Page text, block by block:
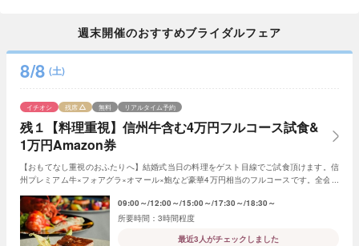
週末開催のおすすめブライダルフェア
8/8 (土)
残１【料理重視】信州牛含む4万円フルコース試食&
1万円Amazon券
イチオシ 残席 無料 リアルタイム予約
【おもてなし重視のおふたりへ】結婚式当日の料理をゲスト目線でご試食頂けます。信
州プレミアム牛×フォアグラ×オマール×鮑など豪華4万円相当のフルコースです。全会場
09:00～ 12:00～ 15:00～ 17:30～ 18:30～
3時間程度
最近3人がチェックしました